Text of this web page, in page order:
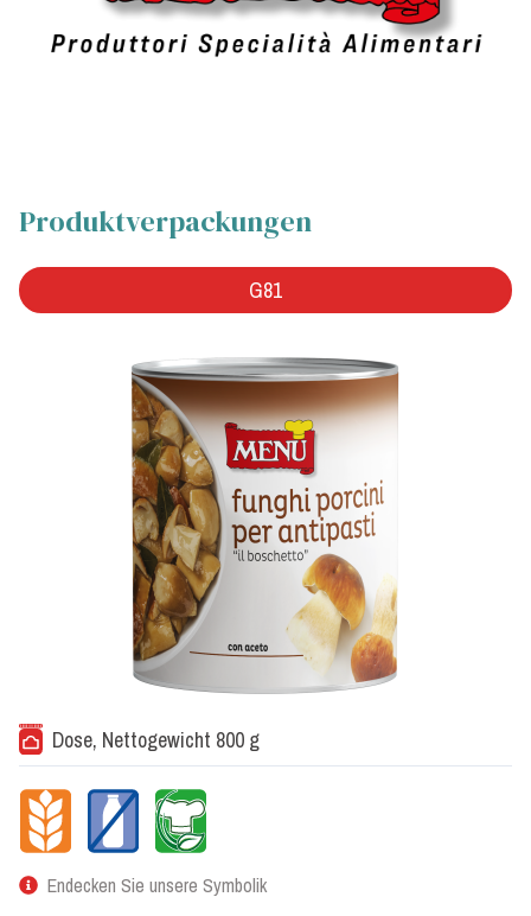
Produktverpackungen
G81
Dose, Nettogewicht 800 g
Endecken Sie unsere Symbolik